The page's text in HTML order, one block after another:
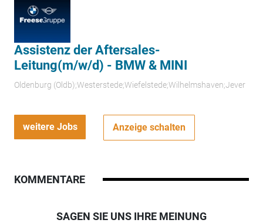
Assistenz der Aftersales-
Leitung(m/w/d) - BMW & MINI
Oldenburg (Oldb);Westerstede;Wiefelstede;Wilhelmshaven;Jever
weitere Jobs Anzeige schalten
KOMMENTARE
SAGEN SIE UNS IHRE MEINUNG